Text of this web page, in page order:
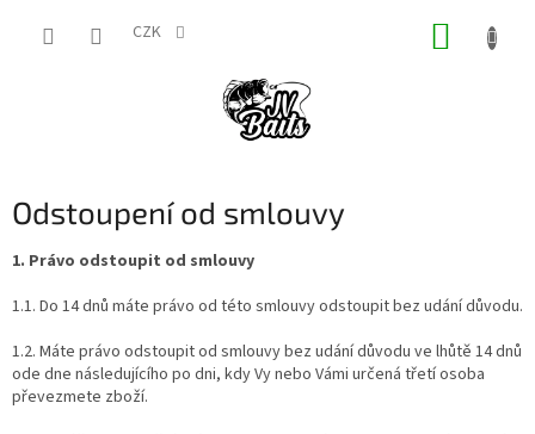
CZK
Odstoupení od smlouvy
1. Právo odstoupit od smlouvy
1.1. Do 14 dnů máte právo od této smlouvy odstoupit bez udání důvodu.
1.2. Máte právo odstoupit od smlouvy bez udání důvodu ve lhůtě 14 dnů
ode dne následujícího po dni, kdy Vy nebo Vámi určená třetí osoba
převezmete zboží.